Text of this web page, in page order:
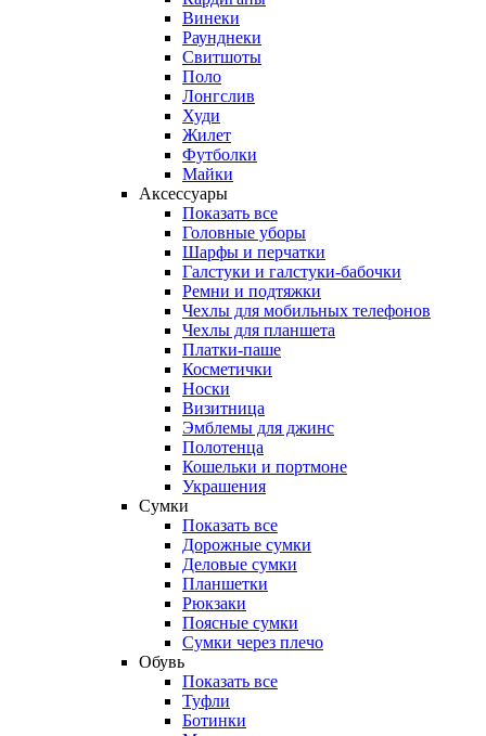
Винеки
Раунднеки
Свитшоты
Поло
Лонгслив
Худи
Жилет
Футболки
Майки
Аксессуары
Показать все
Головные уборы
Шарфы и перчатки
Галстуки и галстуки-бабочки
Ремни и подтяжки
Чехлы для мобильных телефонов
Чехлы для планшета
Платки-паше
Косметички
Носки
Визитница
Эмблемы для джинс
Полотенца
Кошельки и портмоне
Украшения
Сумки
Показать все
Дорожные сумки
Деловые сумки
Планшетки
Рюкзаки
Поясные сумки
Сумки через плечо
Обувь
Показать все
Туфли
Ботинки